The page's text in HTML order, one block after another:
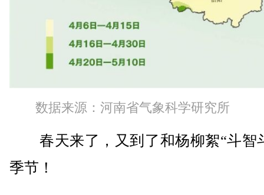
数据来源：河南省气象科学研究所
春天来了，又到了和杨柳絮“斗智
季节！